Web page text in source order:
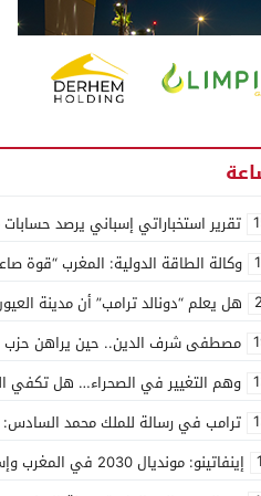
تقرير استخباراتي إسباني يرصد حسابات من الجزائر وأرقاما بـ”213+” ضمن
وكالة الطاقة الدولية: المغرب “قوة
هل يعلم “دونالد ترامب” أن مدينة
مصطفى شرف الدين.. حين يراهن حزب
وهم التغيير في الصحراء… هل تكفي
ترامب في رسالة للملك محمد السادس:
إينفاتينو: مونديال 2030 في المغرب وإسبانيا والبرتغال سيكون “الأجمل في التاريخ”